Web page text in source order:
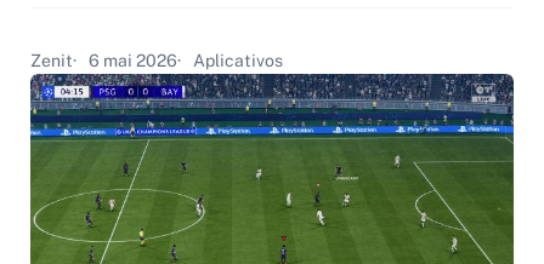
Zenit 6 mai 2026 Aplicativos